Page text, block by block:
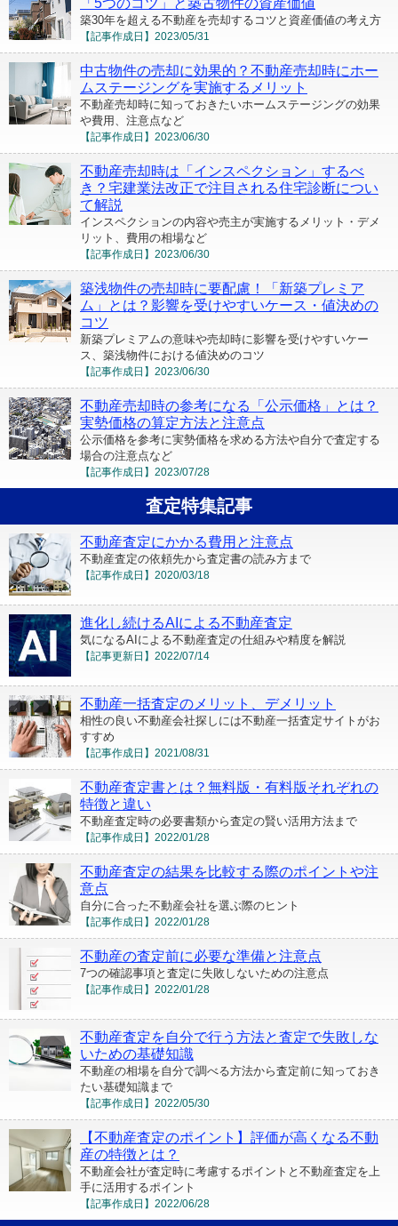
築30年を超える不動産を売却するコツと資産価値の考え方
【記事作成日】 2023/05/31
中古物件の売却に効果的？不動産売却時にホー
ムステージングを実施するメリット
不動産売却時に知っておきたいホームステージングの効果
や費用、注意点など
【記事作成日】 2023/06/30
不動産売却時は「インスペクション」するべ
き？宅建業法改正で注目される住宅診断につい
て解説
インスペクションの内容や売主が実施するメリット・デメ
リット、費用の相場など
【記事作成日】 2023/06/30
築浅物件の売却時に要配慮！「新築プレミア
ム」とは？影響を受けやすいケース・値決めの
コツ
新築プレミアムの意味や売却時に影響を受けやすいケー
ス、築浅物件における値決めのコツ
【記事作成日】 2023/06/30
不動産売却時の参考になる「公示価格」とは？
実勢価格の算定方法と注意点
公示価格を参考に実勢価格を求める方法や自分で査定する
場合の注意点など
【記事作成日】 2023/07/28
査定特集記事
不動産査定にかかる費用と注意点
不動産査定の依頼先から査定書の読み方まで
【記事作成日】 2020/03/18
進化し続けるAIによる不動産査定
気になるAIによる不動産査定の仕組みや精度を解説
【記事更新日】 2022/07/14
不動産一括査定のメリット、デメリット
相性の良い不動産会社探しには不動産一括査定サイトがお
すすめ
【記事作成日】 2021/08/31
不動産査定書とは？無料版・有料版それぞれの
特徴と違い
不動産査定時の必要書類から査定の賢い活用方法まで
【記事作成日】 2022/01/28
不動産査定の結果を比較する際のポイントや注
意点
自分に合った不動産会社を選ぶ際のヒント
【記事作成日】 2022/01/28
不動産の査定前に必要な準備と注意点
7つの確認事項と査定に失敗しないための注意点
【記事作成日】 2022/01/28
不動産査定を自分で行う方法と査定で失敗しな
いための基礎知識
不動産の相場を自分で調べる方法から査定前に知っておき
たい基礎知識まで
【記事作成日】 2022/05/30
【不動産査定のポイント】評価が高くなる不動
産の特徴とは？
不動産会社が査定時に考慮するポイントと不動産査定を上
手に活用するポイント
【記事作成日】 2022/06/28